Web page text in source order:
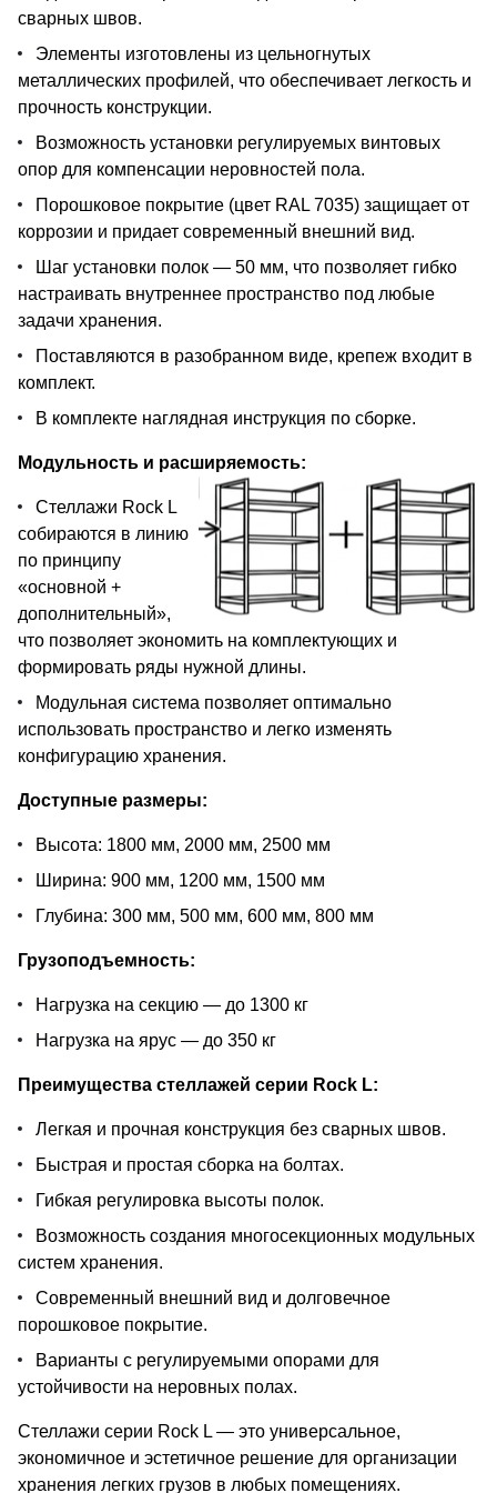
сварных швов.
Элементы изготовлены из цельногнутых
металлических профилей, что обеспечивает легкость и
прочность конструкции.
Возможность установки регулируемых винтовых
опор для компенсации неровностей пола.
Порошковое покрытие (цвет RAL 7035) защищает от
коррозии и придает современный внешний вид.
Шаг установки полок — 50 мм, что позволяет гибко
настраивать внутреннее пространство под любые
задачи хранения.
Поставляются в разобранном виде, крепеж входит в
комплект.
В комплекте наглядная инструкция по сборке.
Модульность и расширяемость:
Стеллажи Rock L
собираются в линию
по принципу
«основной +
дополнительный»,
что позволяет экономить на комплектующих и
формировать ряды нужной длины.
Модульная система позволяет оптимально
использовать пространство и легко изменять
конфигурацию хранения.
Доступные размеры:
Высота: 1800 мм, 2000 мм, 2500 мм
Ширина: 900 мм, 1200 мм, 1500 мм
Глубина: 300 мм, 500 мм, 600 мм, 800 мм
Грузоподъемность:
Нагрузка на секцию — до 1300 кг
Нагрузка на ярус — до 350 кг
Преимущества стеллажей серии Rock L:
Легкая и прочная конструкция без сварных швов.
Быстрая и простая сборка на болтах.
Гибкая регулировка высоты полок.
Возможность создания многосекционных модульных
систем хранения.
Современный внешний вид и долговечное
порошковое покрытие.
Варианты с регулируемыми опорами для
устойчивости на неровных полах.
Стеллажи серии Rock L — это универсальное,
экономичное и эстетичное решение для организации
хранения легких грузов в любых помещениях.